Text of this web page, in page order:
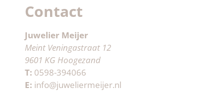
Contact
Juwelier Meijer
Meint Veningastraat 12
9601 KG Hoogezand
T: 0598-394066
E: info@juweliermeijer.nl